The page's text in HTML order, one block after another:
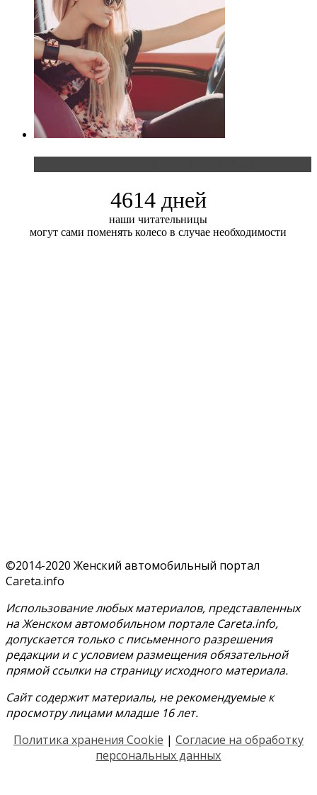
4614 дней
наши читательницы
могут сами поменять колесо в случае необходимости
©2014-2020 Женский автомобильный портал
Careta.info
Использование любых материалов, представленных
на Женском автомобильном портале Careta.info,
допускается только с письменного разрешения
редакции и с условием размещения обязательной
прямой ссылки на страницу исходного материала.
Сайт содержит материалы, не рекомендуемые к
просмотру лицами младше 16 лет.
Политика хранения Cookie | Согласие на обработку
персональных данных